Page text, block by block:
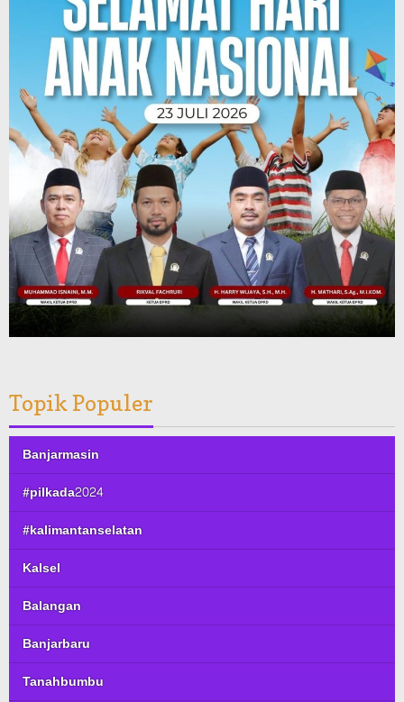
Topik Populer
Banjarmasin
#pilkada2024
#kalimantanselatan
Kalsel
Balangan
Banjarbaru
Tanahbumbu